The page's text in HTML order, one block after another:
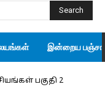
Search
இன்றைய
பகுதி 2